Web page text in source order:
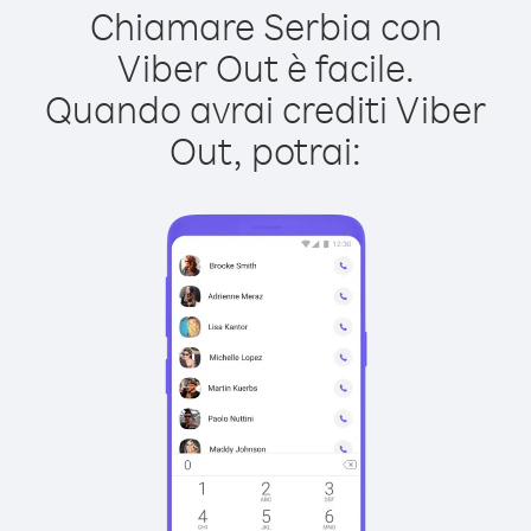
Chiamare Serbia con
Viber Out è facile.
Quando avrai crediti Viber
Out, potrai: